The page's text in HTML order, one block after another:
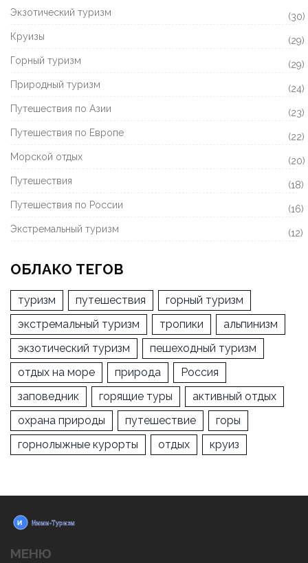
Экзотический туризм
(30)
Круизы
(29)
Горный туризм
(29)
Природный туризм
(24)
Путешествия по Азии
(23)
Путешествия по Европе
(22)
Морской отдых
(20)
Путешествия
(18)
Путешествия по России
(16)
Экстремальный туризм
(12)
ОБЛАКО ТЕГОВ
туризм путешествия
горный туризм
экстремальный туризм
тропики
альпинизм
экзотический туризм
пешеходный туризм
отдых на море
природа
Россия
заповедник
горящие туры
активный отдых
охрана природы
путешествие
горы
горнолыжные курорты
отдых круиз
МЕНЮ